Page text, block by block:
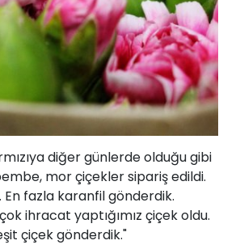
diğer günlerde olduğu gibi
mor çiçekler sipariş edildi.
fazla karanfil gönderdik.
ihracat yaptığımız çiçek oldu.
çiçek gönderdik."